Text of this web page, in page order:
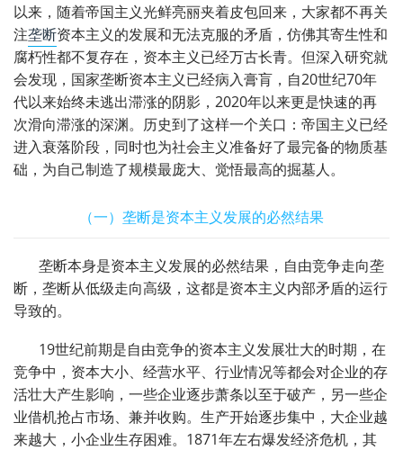
以来，随着帝国主义光鲜亮丽夹着皮包回来，大家都不再关
注垄断资本主义的发展和无法克服的矛盾，仿佛其寄生性和
腐朽性都不复存在，资本主义已经万古长青。但深入研究就
会发现，国家垄断资本主义已经病入膏肓，自20世纪70年
代以来始终未逃出滞涨的阴影， 2020年以来更是快速的再
次滑向滞涨的深渊。历史到了这样一个关口：帝国主义已经
进入衰落阶段，同时也为社会主义准备好了最完备的物质基
础，为自己制造了规模最庞大、觉悟最高的掘墓人。
（一）垄断是资本主义发展的必然结果
垄断本身是资本主义发展的必然结果，自由竞争走向垄
断，垄断从低级走向高级，这都是资本主义内部矛盾的运行
导致的。
19世纪前期是自由竞争的资本主义发展壮大的时期，在
竞争中，资本大小、经营水平、行业情况等都会对企业的存
活壮大产生影响，一些企业逐步萧条以至于破产，另一些企
业借机抢占市场、兼并收购。生产开始逐步集中，大企业越
来越大，小企业生存困难。 1871年左右爆发经济危机，其